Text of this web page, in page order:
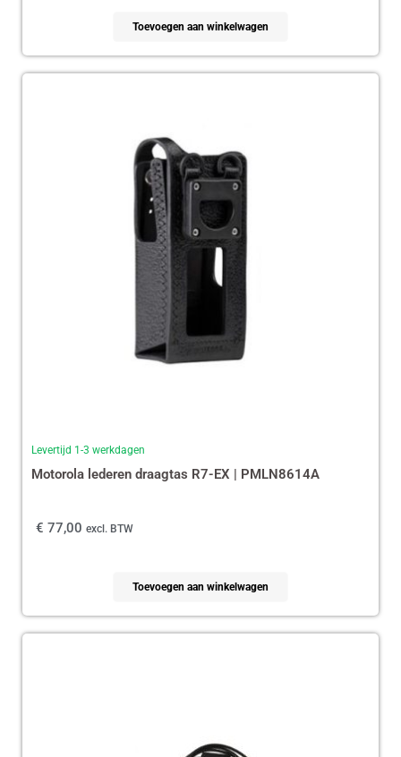
Toevoegen aan winkelwagen
Levertijd 1-3 werkdagen
Motorola lederen draagtas R7-EX | PMLN8614A
€ 77,00 excl. BTW
Toevoegen aan winkelwagen